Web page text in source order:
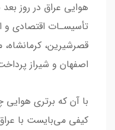
ﻫﻮاﯾﯽ ﻋﺮاق در روز
ﺗﺄﺳﯿﺴـﺎت اﻗﺘﺼﺎدی
ﻗﺼﺮﺷﯿﺮﯾﻦ، ﮐﺮﻣﺎﻧﺸﺎه،
اﺻﻔﻬﺎن و ﺷﯿﺮاز
ﺑﺎ آن ﮐﻪ ﺑﺮﺗﺮی
ﮐﯿﻔﯽ ﻣﯽﺑﺎﯾﺴﺖ ﺑﺎ